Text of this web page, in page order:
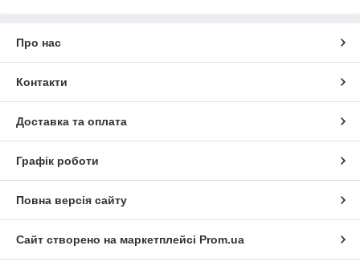
Про нас
Контакти
Доставка та оплата
Графік роботи
Повна версія сайту
Сайт створено на маркетплейсі Prom.ua